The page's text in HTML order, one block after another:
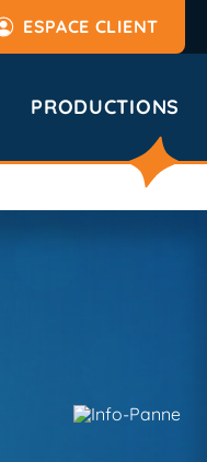
ESPACE CLIENT
PRODUCTIONS